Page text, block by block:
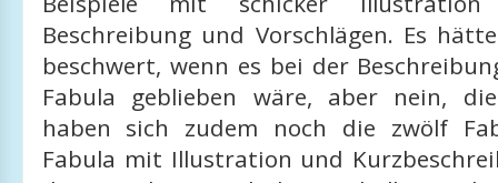
Beschreibung und Vorschlägen. Es
beschwert, wenn es bei der
Fabula geblieben wäre, aber nein,
haben sich zudem noch die zwölf
Fabula mit Illustration und